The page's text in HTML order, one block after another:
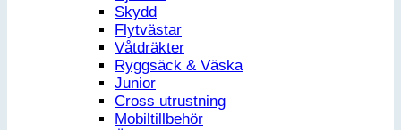
Skydd
Flytvästar
Våtdräkter
Ryggsäck & Väska
Junior
Cross utrustning
Mobiltillbehör